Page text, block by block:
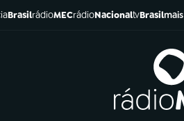
BrasilrádioMECrádioNacionaltvBrasilmais